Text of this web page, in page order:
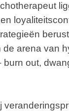
arena van
burn out,